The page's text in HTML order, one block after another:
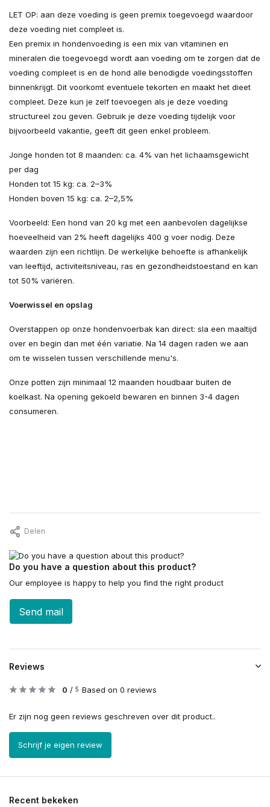
LET OP: aan deze voeding is geen premix toegevoegd waardoor
deze voeding niet compleet is.
Een premix in hondenvoeding is een mix van vitaminen en
mineralen die toegevoegd wordt aan voeding om te zorgen dat de
voeding compleet is en de hond alle benodigde voedingsstoffen
binnenkrijgt. Dit voorkomt eventuele tekorten en maakt het dieet
compleet. Deze kun je zelf toevoegen als je deze voeding
structureel zou geven. Gebruik je deze voeding tijdelijk voor
bijvoorbeeld vakantie, geeft dit geen enkel probleem.
Jonge honden tot 8 maanden: ca. 4% van het lichaamsgewicht
per dag
Honden tot 15 kg: ca. 2–3%
Honden boven 15 kg: ca. 2–2,5%
Voorbeeld: Een hond van 20 kg met een aanbevolen dagelijkse
hoeveelheid van 2% heeft dagelijks 400 g voer nodig. Deze
waarden zijn een richtlijn. De werkelijke behoefte is afhankelijk
van leeftijd, activiteitsniveau, ras en gezondheidstoestand en kan
tot 50% variëren.
Voerwissel en opslag
Overstappen op onze hondenvoerbak kan direct: sla een maaltijd
over en begin dan met één variatie. Na 14 dagen raden we aan
om te wisselen tussen verschillende menu's.
Onze potten zijn minimaal 12 maanden houdbaar buiten de
koelkast. Na opening gekoeld bewaren en binnen 3-4 dagen
consumeren.
Delen
Do you have a question about this product?
Our employee is happy to help you find the right product
Send mail
Reviews
0 / 5 Based on 0 reviews
Er zijn nog geen reviews geschreven over dit product..
Schrijf je eigen review
Recent bekeken